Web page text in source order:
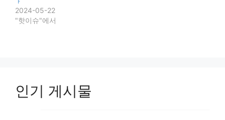
2024-05-22
"핫이슈"에서
인기 게시물